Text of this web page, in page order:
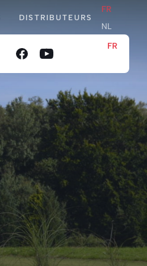
DISTRIBUTEURS
FR
NL
FR